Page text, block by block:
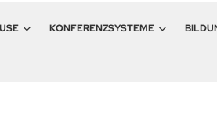
KONFERENZSYSTEME